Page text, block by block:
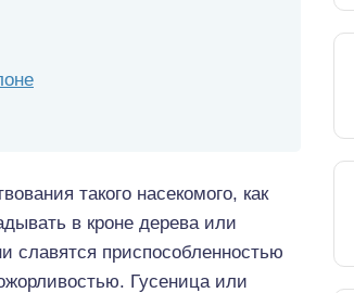
такого насекомого, как
в кроне дерева или
славятся приспособленностью
Гусеница или